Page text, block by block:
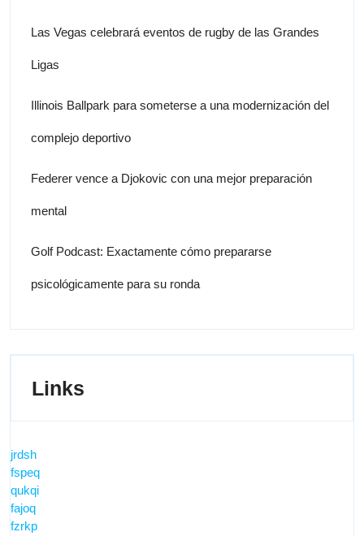
Las Vegas celebrará eventos de rugby de las Grandes
Ligas
Illinois Ballpark para someterse a una modernización del
complejo deportivo
Federer vence a Djokovic con una mejor preparación
mental
Golf Podcast: Exactamente cómo prepararse
psicológicamente para su ronda
Links
jrdsh
fspeq
qukqi
fajoq
fzrkp